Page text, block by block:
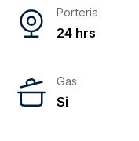
Porteria
24 hrs
Gas
Si